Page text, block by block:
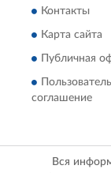
Контакты
Карта сайта
Публичная
соглашение
Вся